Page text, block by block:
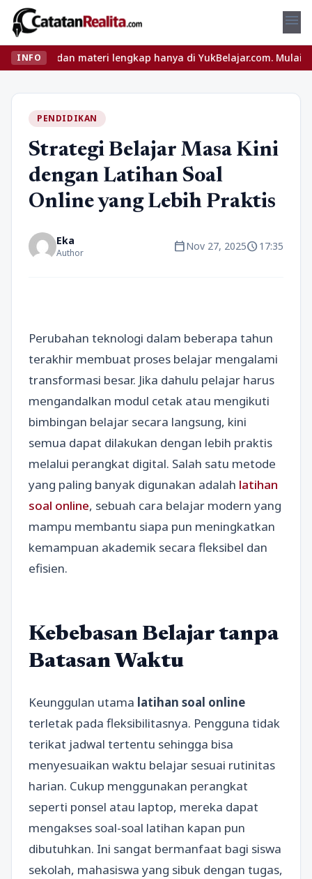
menu
INFO
materi lengkap hanya di YukBelajar.com. Mulai langkah
PENDIDIKAN
Strategi Belajar Masa Kini
dengan Latihan Soal
Online yang Lebih Praktis
Eka
Author calendar_todayNov 27, 2025schedule17:35
Perubahan teknologi dalam beberapa tahun
terakhir membuat proses belajar mengalami
transformasi besar. Jika dahulu pelajar harus
mengandalkan modul cetak atau mengikuti
bimbingan belajar secara langsung, kini
semua dapat dilakukan dengan lebih praktis
melalui perangkat digital. Salah satu metode
yang paling banyak digunakan adalah latihan
soal online, sebuah cara belajar modern yang
mampu membantu siapa pun meningkatkan
kemampuan akademik secara fleksibel dan
efisien.
Kebebasan Belajar tanpa
Batasan Waktu
Keunggulan utama latihan soal online
terletak pada fleksibilitasnya. Pengguna tidak
terikat jadwal tertentu sehingga bisa
menyesuaikan waktu belajar sesuai rutinitas
harian. Cukup menggunakan perangkat
seperti ponsel atau laptop, mereka dapat
mengakses soal-soal latihan kapan pun
dibutuhkan. Ini sangat bermanfaat bagi siswa
sekolah, mahasiswa yang sibuk dengan tugas,